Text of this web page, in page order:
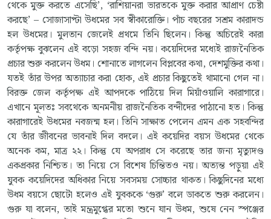
থেকে মুক্ত করতে এসেছি’, ‘রাশিয়ানরা ভারতকে মুক্ত করার আপ্রাণ চেষ্টা
করছে’ – সোজাসাপ্টা উধমের সব স্বীকারোক্তি। পাঁচ বছরের সশ্রম কারাদন্ড
হল উধমের। মুলতান জেলেই প্রথমে তিনি ছিলেন। কিন্তু অচিরেই কারা
কর্তৃপক্ষ বুঝলেন এই বড়ো সহজ বন্দি নয়। কয়েদিদের মধ্যেই রাজনৈতিক
প্রচার শুরু করলেন উধম। শোনাতে লাগলেন বিপ্লবের কথা, দেশমুক্তির কথা।
যতই তাঁর উপর অত্যাচার করা হোক, এই প্রচার কিছুতেই থামানো গেল না।
বিরক্ত জেল কর্তৃপক্ষ এই আপদকে পাঠিয়ে দিল মিয়াঁওয়ালি কারাগারে।
এখানে মূলতঃ সবথেকে অনমনীয় রাজনৈতিক বন্দীদের পাঠানো হত। কিন্তু
কারাগারেই উধমের নবজন্ম হল। তিনি সাক্ষাত পেলেন এমন এক সহবন্দির
যে তাঁর জীবনের ভাবনাই দিল বদলে। এই কয়েদির বয়স উধমের থেকে
অনেক কম, মাত্র ২২। কিন্তু যে অপরাধ সে করেছে তার জন্য মৃত্যুদণ্ড
একপ্রকার নিশ্চিত। তা নিয়ে সে বিশেষ চিন্তিতও নয়। অত্যন্ত পড়ুয়া এই
যুবক কয়েদিদের অধিকার নিয়ে সবসময় সোচ্চার থাকত। কিছুদিনের মধ্যে
উধম বয়সে ছোটো হলেও এই যুবককে ‘গুরু’ বলে ডাকতে শুরু করলেন।
গুরু যা বলেন, তাই মন্ত্রমুগ্ধের মতো শুনে যান উধম, শুষে নেন স্পঞ্জের